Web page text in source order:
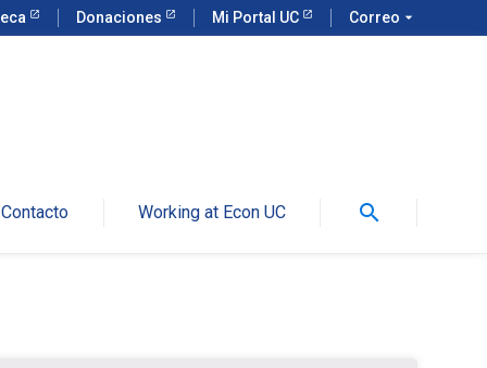
Donaciones Mi Portal UC Correo arrow_drop_down
Contacto Working at Econ UC search